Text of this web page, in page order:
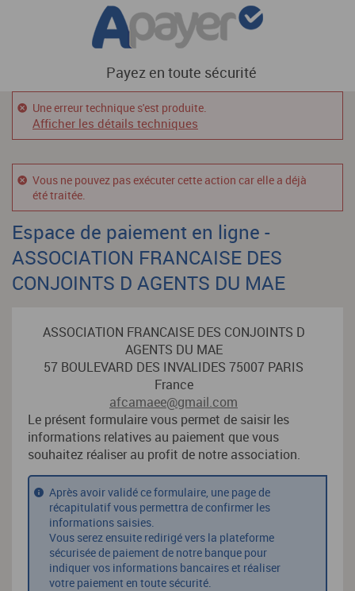
Payez en toute sécurité
Une erreur technique s'est produite.
Afficher les détails techniques
Vous ne pouvez pas exécuter cette action car elle a déjà
été traitée.
Espace de paiement en ligne -
ASSOCIATION FRANCAISE DES
CONJOINTS D AGENTS DU MAE
ASSOCIATION FRANCAISE DES CONJOINTS D
AGENTS DU MAE
57 BOULEVARD DES INVALIDES 75007 PARIS
France
afcamaee@gmail.com
Le présent formulaire vous permet de saisir les
informations relatives au paiement que vous
souhaitez réaliser au profit de notre association.
Après avoir validé ce formulaire, une page de
récapitulatif vous permettra de confirmer les
informations saisies.
Vous serez ensuite redirigé vers la plateforme
sécurisée de paiement de notre banque pour
indiquer vos informations bancaires et réaliser
votre paiement en toute sécurité.